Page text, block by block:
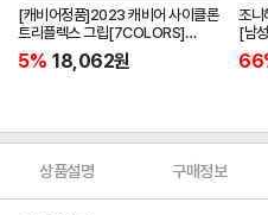
[캐비어정품]2023 캐비어 사이클론
트리플렉스 그립[7COLORS]
[라운드][39g/42g/46g/50g]
[R/S 토크]
5% 18,062원
조니
[남
[화
상품설명 구매정보